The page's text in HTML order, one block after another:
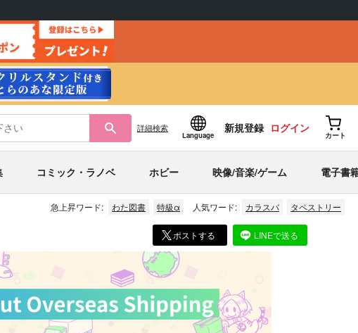
詳細検索
Language
新規登録 ログイン
カート
コミック・ラノベ ホビー 映像/音楽/ゲーム 電子書
急上昇ワード: わた図書 特級α 人気ワード: カラスバ タペストリー
ポストする LINEで送る